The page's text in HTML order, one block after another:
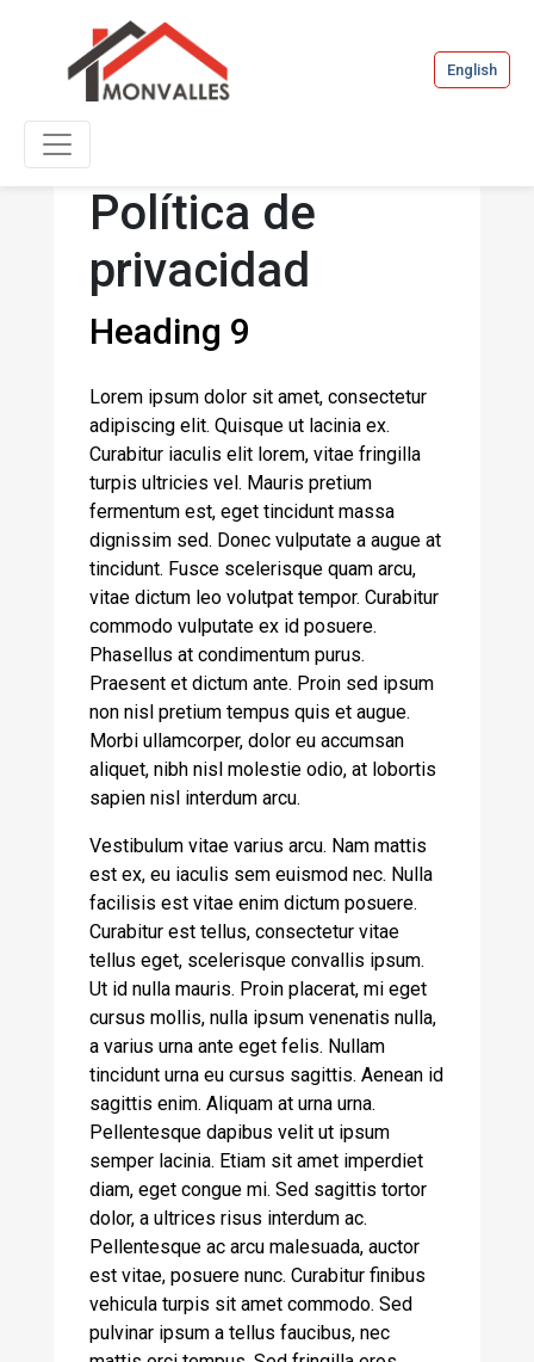
English
Política de
privacidad
Heading 9
Lorem ipsum dolor sit amet, consectetur
adipiscing elit. Quisque ut lacinia ex.
Curabitur iaculis elit lorem, vitae fringilla
turpis ultricies vel. Mauris pretium
fermentum est, eget tincidunt massa
dignissim sed. Donec vulputate a augue at
tincidunt. Fusce scelerisque quam arcu,
vitae dictum leo volutpat tempor. Curabitur
commodo vulputate ex id posuere.
Phasellus at condimentum purus.
Praesent et dictum ante. Proin sed ipsum
non nisl pretium tempus quis et augue.
Morbi ullamcorper, dolor eu accumsan
aliquet, nibh nisl molestie odio, at lobortis
sapien nisl interdum arcu.
Vestibulum vitae varius arcu. Nam mattis
est ex, eu iaculis sem euismod nec. Nulla
facilisis est vitae enim dictum posuere.
Curabitur est tellus, consectetur vitae
tellus eget, scelerisque convallis ipsum.
Ut id nulla mauris. Proin placerat, mi eget
cursus mollis, nulla ipsum venenatis nulla,
a varius urna ante eget felis. Nullam
tincidunt urna eu cursus sagittis. Aenean id
sagittis enim. Aliquam at urna urna.
Pellentesque dapibus velit ut ipsum
semper lacinia. Etiam sit amet imperdiet
diam, eget congue mi. Sed sagittis tortor
dolor, a ultrices risus interdum ac.
Pellentesque ac arcu malesuada, auctor
est vitae, posuere nunc. Curabitur finibus
vehicula turpis sit amet commodo. Sed
pulvinar ipsum a tellus faucibus, nec